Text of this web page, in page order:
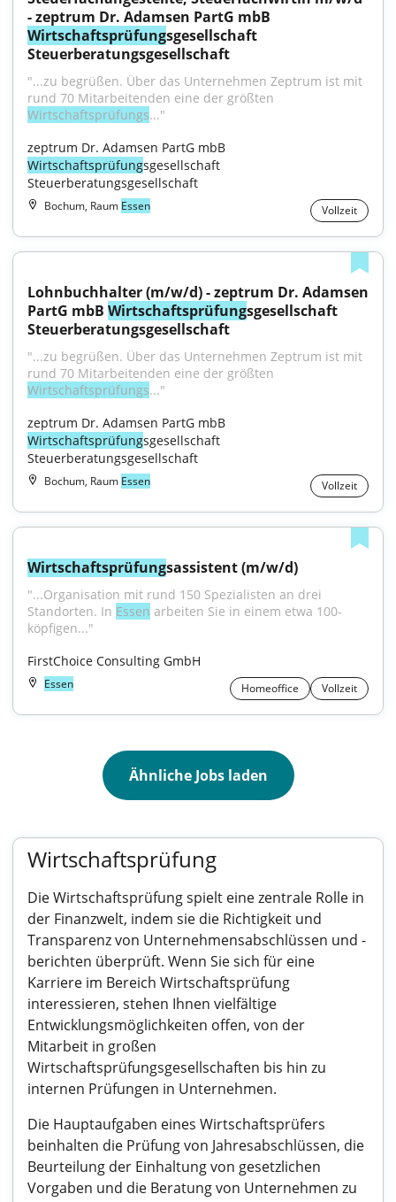
Wirtschaftsprüfungsgesellschaft
Steuerberatungsgesellschaft
"...zu begrüßen. Über das Unternehmen Zeptrum ist mit
Wirtschaftsprüfungs..."
Wirtschaftsprüfungsgesellschaft
Steuerberatungsgesellschaft
Bochum, Raum Essen Vollzeit
Lohnbuchhalter (m/w/d) - zeptrum Dr. Adamsen
PartG mbB Wirtschaftsprüfungsgesellschaft
Steuerberatungsgesellschaft
"...zu begrüßen. Über das Unternehmen Zeptrum ist mit
Wirtschaftsprüfungs..."
Wirtschaftsprüfungsgesellschaft
Steuerberatungsgesellschaft
Bochum, Raum Essen Vollzeit
Wirtschaftsprüfungsassistent (m/w/d)
"...Organisation mit rund 150 Spezialisten an drei
Standorten. In Essen arbeiten Sie in einem etwa 100-
köpfigen..."
FirstChoice Consulting GmbH
Essen Homeoffice Vollzeit
Ähnliche Jobs laden
Wirtschaftsprüfung
Die Wirtschaftsprüfung spielt eine zentrale Rolle in
der Finanzwelt, indem sie die Richtigkeit und
Transparenz von Unternehmensabschlüssen und -
berichten überprüft. Wenn Sie sich für eine
Karriere im Bereich Wirtschaftsprüfung
interessieren, stehen Ihnen vielfältige
Entwicklungsmöglichkeiten offen, von der
Mitarbeit in großen
Wirtschaftsprüfungsgesellschaften bis hin zu
internen Prüfungen in Unternehmen.
Die Hauptaufgaben eines Wirtschaftsprüfers
beinhalten die Prüfung von Jahresabschlüssen, die
Beurteilung der Einhaltung von gesetzlichen
Vorgaben und die Beratung von Unternehmen zu